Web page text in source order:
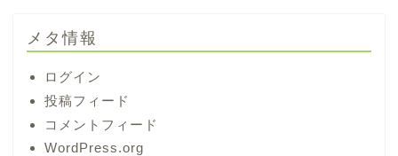
メタ情報
ログイン
投稿フィード
コメントフィード
WordPress.org